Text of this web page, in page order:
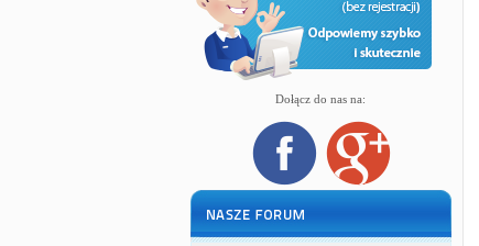
Dołącz do nas na: